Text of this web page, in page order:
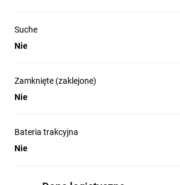
Suche
Nie
Zamknięte (zaklejone)
Nie
Bateria trakcyjna
Nie